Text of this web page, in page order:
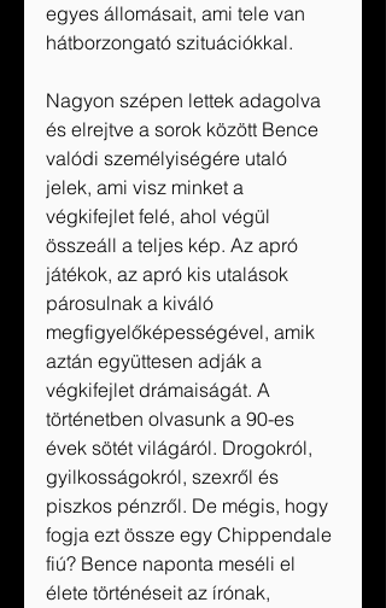
egyes állomásait, ami tele van
hátborzongató szituációkkal.
Nagyon szépen lettek adagolva
és elrejtve a sorok között Bence
valódi személyiségére utaló
jelek, ami visz minket a
végkifejlet felé, ahol végül
összeáll a teljes kép. Az apró
játékok, az apró kis utalások
párosulnak a kiváló
megfigyelőképességével, amik
aztán együttesen adják a
végkifejlet drámaiságát. A
történetben olvasunk a 90-es
évek sötét világáról. Drogokról,
gyilkosságokról, szexről és
piszkos pénzről. De mégis, hogy
fogja ezt össze egy Chippendale
fiú? Bence naponta meséli el
élete történéseit az írónak,